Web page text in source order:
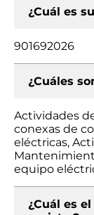
¿Cuál es
901692026
¿Cuáles
Actividades
conexas de
eléctricas,
equipo
¿Cuál es